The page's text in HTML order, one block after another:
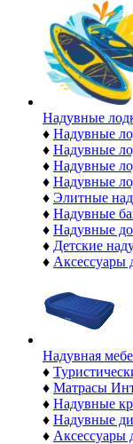
Надувные
♦ Надувные
♦ Надувные
♦ Надувные
♦ Надувные
♦ Элитные
♦ Надувные
♦ Надувные
♦ Детские
♦ Аксессуары
Надувная
♦
♦ Матрасы
♦ Надувные
♦ Надувные
♦ Аксессуары